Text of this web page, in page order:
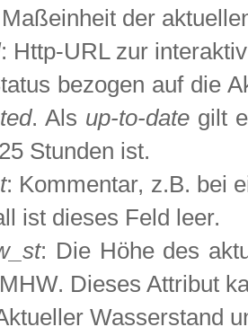
der
: Http-URL zur
bezogen auf die
. Als up-to-date gilt
Stunden ist.
: Kommentar, z.B. bei
ist dieses Feld leer.
: Die Höhe des
Dieses Attribut
Wasserstand